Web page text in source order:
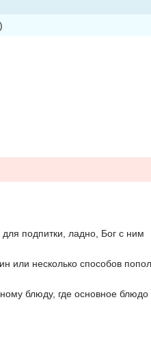
подпитки, ладно, Бог с ним
или несколько способов
блюду, где основное блюдо